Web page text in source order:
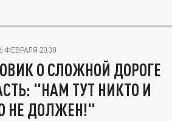
ФЕВРАЛЯ 20:30
О СЛОЖНОЙ ДОРОГЕ
"НАМ ТУТ НИКТО И
НЕ ДОЛЖЕН!"